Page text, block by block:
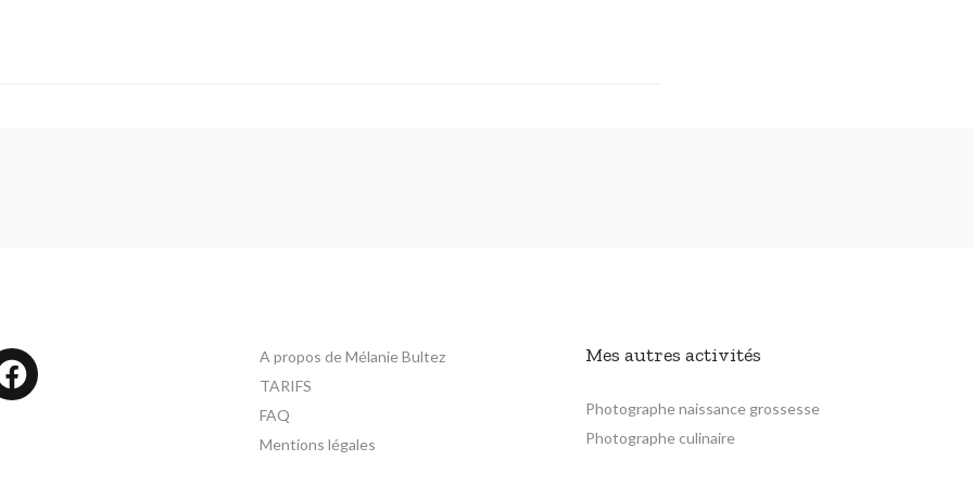
A propos de Mélanie Bultez
TARIFS
FAQ
Mentions légales
Mes autres activités
Photographe naissance grossesse
Photographe culinaire